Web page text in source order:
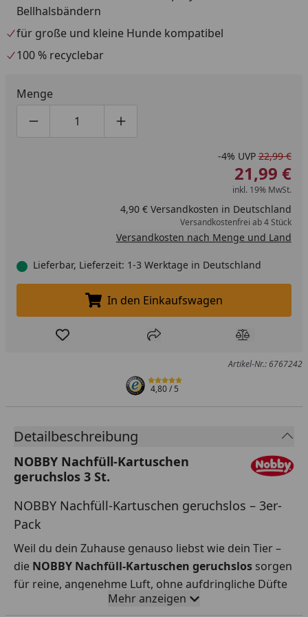
Bellhalsbändern
für große und kleine Hunde kompatibel
100 % recyclebar
Menge
Produktmenge um eins verringern
Produktmenge manuell eingeben
Produktmenge um eins erhöhen
-4% UVP 22,99 €
21,99 €
inkl. 19% MwSt.
4,90 € Versandkosten in Deutschland
Versandkostenfrei ab 4 Stück
Versandkosten nach Menge und Land
Lieferbar, Lieferzeit: 1-3 Werktage in Deutschland
In den Einkaufswagen legen
In den Einkaufswagen
Produkt zur Wunschliste hinzufügen
Teilen Produkt
Artikel-Nr.: 6767242
4,80/ 5
Detailbeschreibung
NOBBY Nachfüll-Kartuschen
geruchslos 3 St.
NOBBY Nachfüll-Kartuschen geruchslos – 3er-
Pack
Weil du dein Zuhause genauso liebst wie dein Tier –
die NOBBY Nachfüll-Kartuschen geruchslos sorgen
für reine, angenehme Luft, ohne aufdringliche Düfte
oder chemische Parfums. Sie sind die stille
Mehr anzeigen